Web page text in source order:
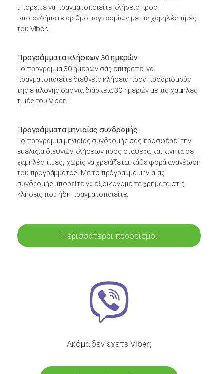
μπορείτε να πραγματοποιείτε κλήσεις προς
οποιονδήποτε αριθμό παγκοσμίως με τις χαμηλές τιμές
του Viber.
Προγράμματα κλήσεων 30 ημερών
Το πρόγραμμα 30 ημερών σάς επιτρέπει να
πραγματοποιείτε διεθνείς κλήσεις προς προορισμούς
της επιλογής σας για διάρκεια 30 ημερών με τις χαμηλές
τιμές του Viber.
Προγράμματα μηνιαίας συνδρομής
Το πρόγραμμα μηνιαίας συνδρομής σάς προσφέρει την
ευελιξία διεθνών κλήσεων προς σταθερά και κινητά σε
χαμηλές τιμές, χωρίς να χρειάζεται κάθε φορά ανανέωση
του προγράμματος. Με το πρόγραμμα μηνιαίας
συνδρομής μπορείτε να εξοικονομείτε χρήματα στις
κλήσεις που ήδη πραγματοποιείτε.
Περισσότεροι προορισμοί
Ακόμα δεν έχετε Viber;